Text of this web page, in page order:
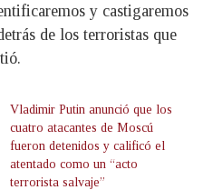
y castigaremos
de los terroristas que
Vladimir Putin anunció que los
cuatro atacantes de Moscú
fueron detenidos y calificó el
atentado como un “acto
terrorista salvaje”